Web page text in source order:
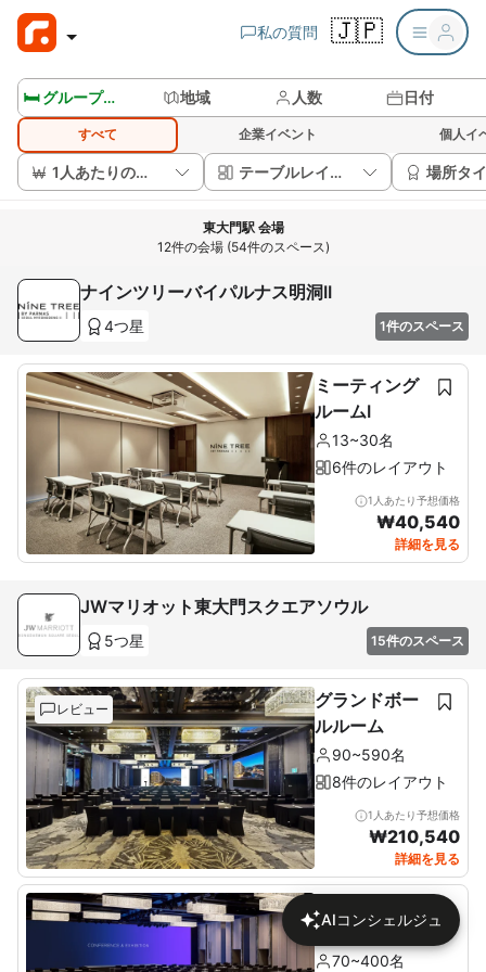
私の質問 🇯🇵
🛏️ グループルームを見る 地域 人数 日付
すべて 企業イベント 個人イ
1人あたりの価格 テーブルレイアウト 場所タ
東大門駅 会場
12件の会場 (54件のスペース)
ナインツリーバイパルナス明洞II
4つ星 1件のスペース
ミーティング
ルームI
13~30名
6件のレイアウト
1人あたり予想価格
₩40,540
詳細を見る
JWマリオット東大門スクエアソウル
5つ星 15件のスペース
レビュー
グランドボー
ルルーム
90~590名
8件のレイアウト
1人あたり予想価格
₩210,540
詳細を見る
ボールルーム
1+2
70~400名
AIコンシェルジュ